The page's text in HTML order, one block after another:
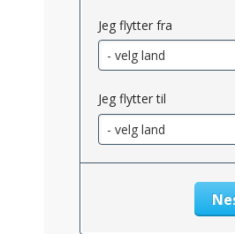
764
Jeg flytter fra
Jeg flytter til